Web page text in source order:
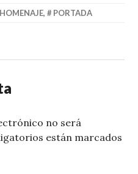
HOMENAJE, PORTADA
no será
están marcados